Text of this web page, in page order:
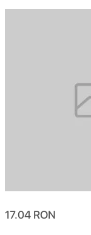
17.04 RON